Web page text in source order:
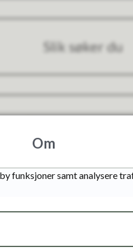
Slik søker du
Om
funksjoner samt analysere